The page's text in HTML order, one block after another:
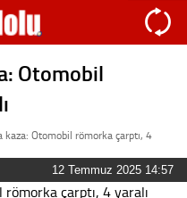
Otomobil
kaza: Otomobil römorka çarptı, 4
12 Temmuz 2025 14:57